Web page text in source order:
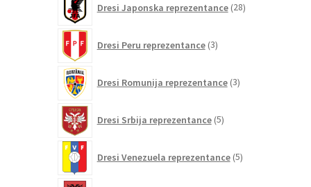
Dresi Japonska reprezentance 28izdelkov
Dresi Peru reprezentance 3izdelki
Dresi Romunija reprezentance 3izdelki
Dresi Srbija reprezentance 5izdelkov
Dresi Venezuela reprezentance 5izdelkov